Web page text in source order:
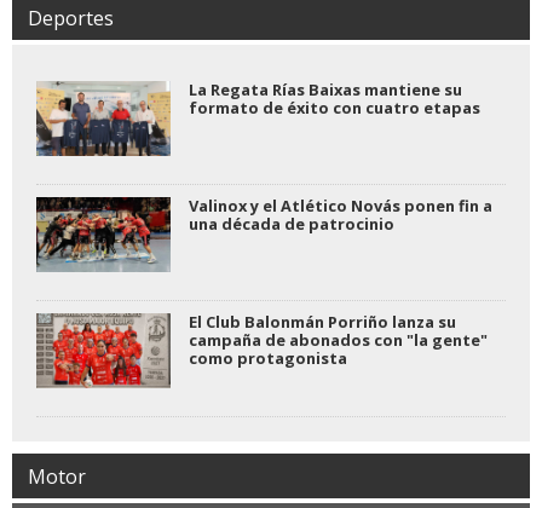
Deportes
La Regata Rías Baixas mantiene su
formato de éxito con cuatro etapas
Valinox y el Atlético Novás ponen fin a
una década de patrocinio
El Club Balonmán Porriño lanza su
campaña de abonados con "la gente"
como protagonista
Motor